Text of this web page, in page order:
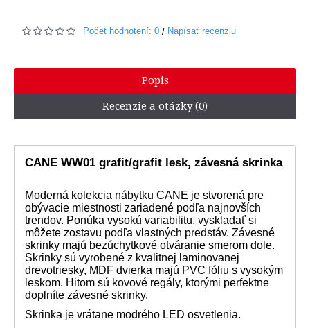
Počet hodnotení: 0 / Napísať recenziu
Popis
Recenzie a otázky (0)
CANE WW01 grafit/grafit lesk, závesná skrinka
Moderná kolekcia nábytku CANE je stvorená pre
obývacie miestnosti zariadené podľa najnovších
trendov. Ponúka vysokú variabilitu, vyskladať si
môžete zostavu podľa vlastných predstáv. Závesné
skrinky majú bezúchytkové otváranie smerom dole.
Skrinky sú vyrobené z kvalitnej laminovanej
drevotriesky, MDF dvierka majú PVC fóliu s vysokým
leskom. Hitom sú kovové regály, ktorými perfektne
doplníte závesné skrinky.
Skrinka je vrátane modrého LED osvetlenia.